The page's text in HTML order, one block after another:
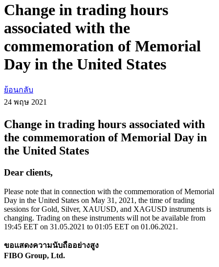
Change in trading hours
associated with the
commemoration of Memorial
Day in the United States
ย้อนกลับ
24 พฤษ 2021
Change in trading hours associated with
the commemoration of Memorial Day in
the United States
Dear clients,
Please note that in connection with the commemoration of Memorial
Day in the United States on May 31, 2021, the time of trading
sessions for Gold, Silver, XAUUSD, and XAGUSD instruments is
changing. Trading on these instruments will not be available from
19:45 EET on 31.05.2021 to 01:05 EET on 01.06.2021.
ขอแสดงความนับถืออย่างสูง
FIBO Group, Ltd.